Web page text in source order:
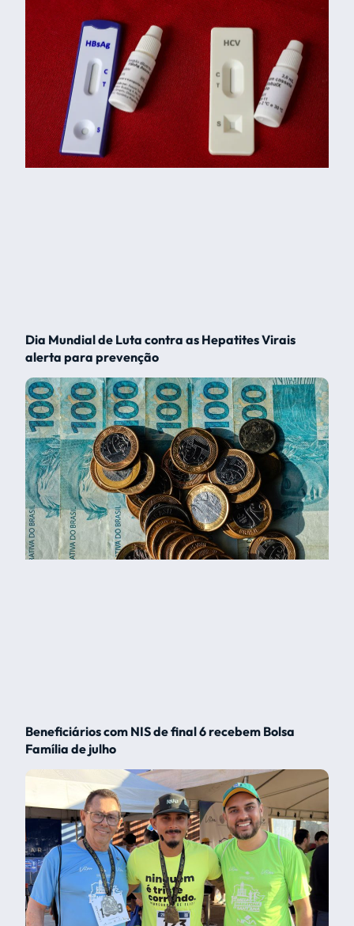
Dia Mundial de Luta contra as Hepatites Virais
alerta para prevenção
Beneficiários com NIS de final 6 recebem Bolsa
Família de julho